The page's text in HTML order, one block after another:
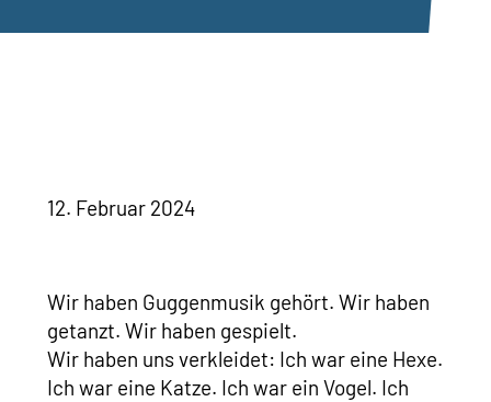
12. Februar 2024
Wir haben Guggenmusik gehört. Wir haben
getanzt. Wir haben gespielt.
Wir haben uns verkleidet: Ich war eine Hexe.
Ich war eine Katze. Ich war ein Vogel. Ich